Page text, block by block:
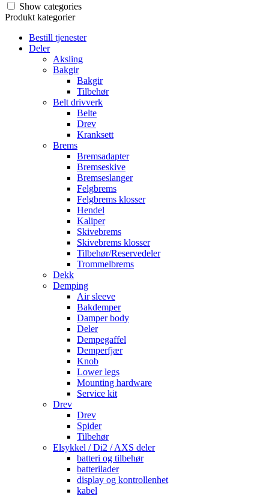
Show categories
Produkt kategorier
Bestill tjenester
Deler
Aksling
Bakgir
Bakgir
Tilbehør
Belt drivverk
Belte
Drev
Kranksett
Brems
Bremsadapter
Bremseskive
Bremseslanger
Felgbrems
Felgbrems klosser
Hendel
Kaliper
Skivebrems
Skivebrems klosser
Tilbehør/Reservedeler
Trommelbrems
Dekk
Demping
Air sleeve
Bakdemper
Damper body
Deler
Dempegaffel
Demperfjær
Knob
Lower legs
Mounting hardware
Service kit
Drev
Drev
Spider
Tilbehør
Elsykkel / Di2 / AXS deler
batteri og tilbehør
batterilader
display og kontrollenhet
kabel